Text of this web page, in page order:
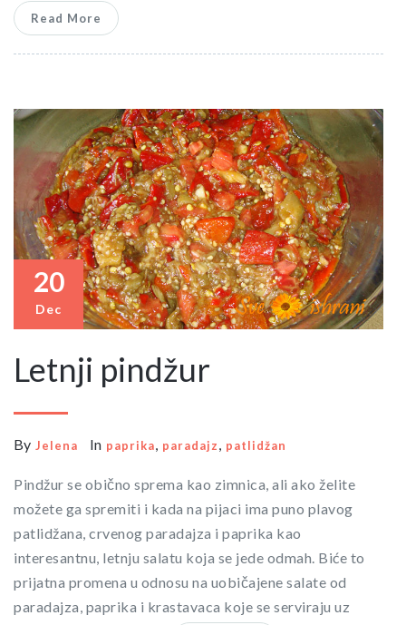
Read More
20
Dec
Letnji pindžur
By Jelena In paprika, paradajz, patlidžan
Pindžur se obično sprema kao zimnica, ali ako želite
možete ga spremiti i kada na pijaci ima puno plavog
patlidžana, crvenog paradajza i paprika kao
interesantnu, letnju salatu koja se jede odmah. Biće to
prijatna promena u odnosu na uobičajene salate od
paradajza, paprika i krastavaca koje se serviraju uz